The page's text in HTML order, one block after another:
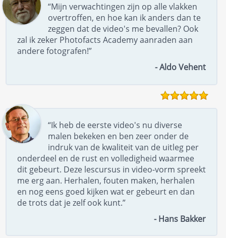
“Mijn verwachtingen zijn op alle vlakken
overtroffen, en hoe kan ik anders dan te
zeggen dat de video's me bevallen? Ook
zal ik zeker Photofacts Academy aanraden aan
andere fotografen!”
- Aldo Vehent
“Ik heb de eerste video's nu diverse
malen bekeken en ben zeer onder de
indruk van de kwaliteit van de uitleg per
onderdeel en de rust en volledigheid waarmee
dit gebeurt. Deze lescursus in video-vorm spreekt
me erg aan. Herhalen, fouten maken, herhalen
en nog eens goed kijken wat er gebeurt en dan
de trots dat je zelf ook kunt.”
- Hans Bakker